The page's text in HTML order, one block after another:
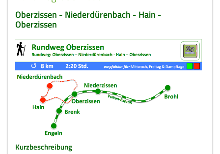
Oberzissen - Niederdürenbach - Hain -
Oberzissen
Kurzbeschreibung